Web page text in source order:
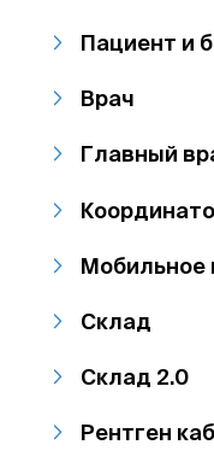
Пациент и
Врач
Главный
Мобильное
Склад
Склад 2.0
Рентген